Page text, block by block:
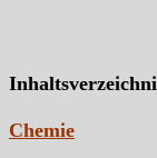
Chemie